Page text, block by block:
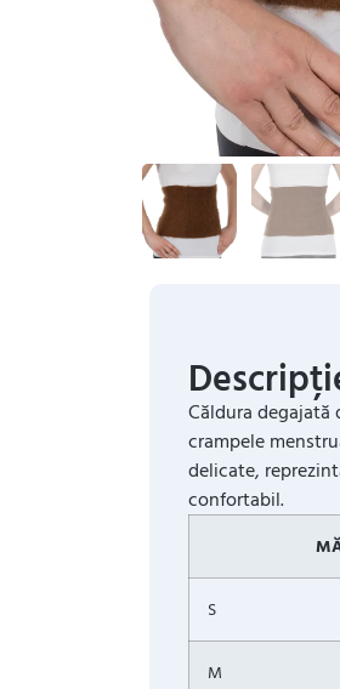
Căldura
crampele
delicate,
confortabil.
S
M